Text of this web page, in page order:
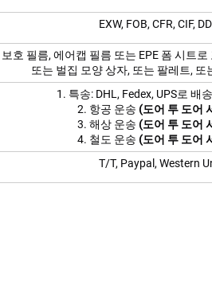
EXW, FOB, CFR, CIF,
보호 필름, 에어캡 필름 또는 EPE 폼 시트
또는 벌집 모양 상자, 또는 팔레트, 또
1. 특송: DHL, Fedex, UPS로 배
2. 항공 운송 (도어 투 도어
3. 해상 운송 (도어 투 도어
4. 철도 운송 (도어 투 도어
T/T, Paypal, Western